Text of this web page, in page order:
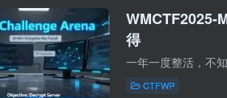
得
CTFWP